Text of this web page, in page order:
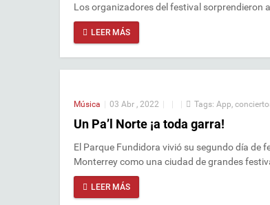
Los organizadores del festival sorprendieron
LEER MÁS
Música 03 Abr , 2022 Tags: App,
Un Pa’l Norte ¡a toda garra!
El Parque Fundidora vivió su segundo día de
Monterrey como una ciudad de grandes
LEER MÁS